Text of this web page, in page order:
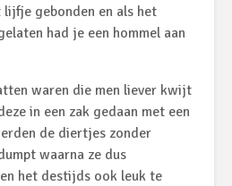
gebonden en als het
had je een hommel aan
waren die men liever kwijt
in een zak gedaan met een
de diertjes zonder
waarna ze dus
het destijds ook leuk te